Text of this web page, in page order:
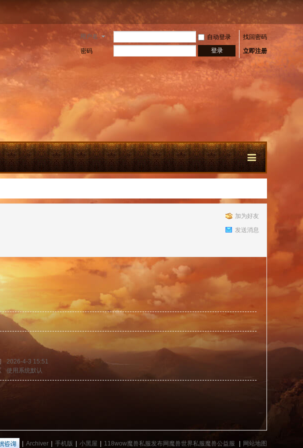
用户名 自动登录
找回密码
密码
登录 立即注册
加为好友
发送消息
2026-4-3 15:51
使用系统默认
| Archiver | 手机版 | 小黑屋 | 118wow魔兽私服发布网魔兽世界私服魔兽公益服 | 网站地图